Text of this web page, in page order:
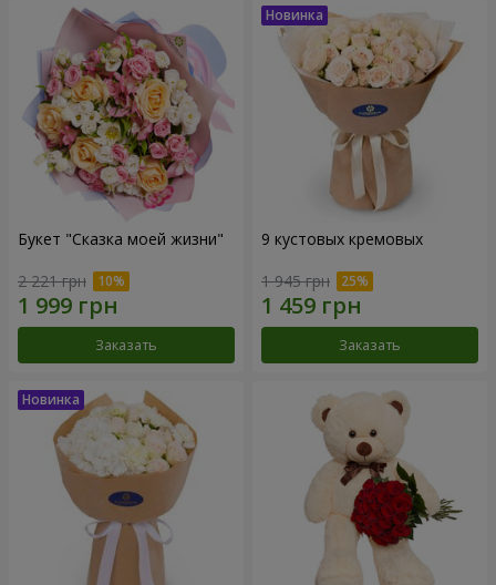
Букет "Сказка моей жизни"
2 221 грн
Заказать
9 кустовых кремовых
1 945 грн
Заказать